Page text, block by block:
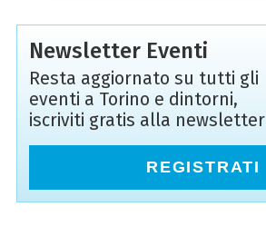
Newsletter Eventi
Resta aggiornato su tutti gli
eventi a Torino e dintorni,
iscriviti gratis alla newsletter
REGISTRATI